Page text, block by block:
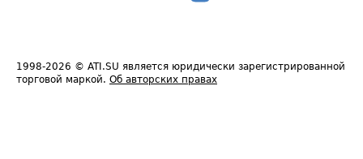
1998-2026 © ATI.SU является юридически зарегистрированной
торговой маркой. Об авторских правах